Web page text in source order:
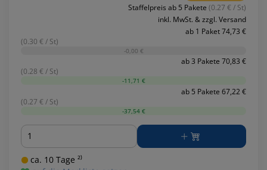
Staffelpreis ab 5 Pakete (0.27 € / St)
inkl. MwSt. & zzgl. Versand
ab 1 Paket 74,73 €
(0.30 € / St)
-0,00 €
ab 3 Pakete 70,83 €
(0.28 € / St)
-11,71 €
ab 5 Pakete 67,22 €
(0.27 € / St)
-37,54 €
Menge
ca. 10 Tage ²⁾